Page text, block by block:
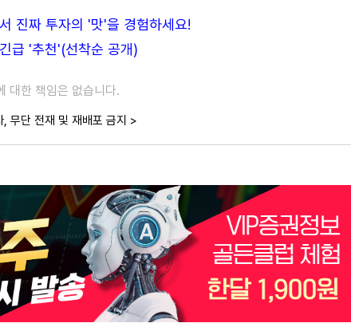
진짜 투자의 '맛'을 경험하세요!
급 '추천'(선착순 공개)
대한 책임은 없습니다.
무단 전재 및 재배포 금지 >